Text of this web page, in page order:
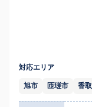
対応エリア
旭市 匝瑳市 香